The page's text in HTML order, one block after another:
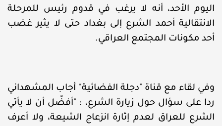
اليوم الأحد، أنه لا يرغب في قدوم رئيس للمرحلة
الانتقالية أحمد الشرع إلى بغداد حتى لا يثير غضب
أحد مكونات المجتمع العراقي.
وفي لقاء مع قناة "دجلة الفضائية" أجاب المشهداني
ردا على سؤال حول زيارة الشرع، : "أفضّل أن لا يأتي
الشرع للعراق لعدم إثارة انزعاج الشيعة، ولا أعرف